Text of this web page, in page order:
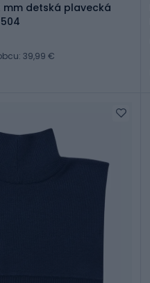
mm detská plavecká
39,99 €